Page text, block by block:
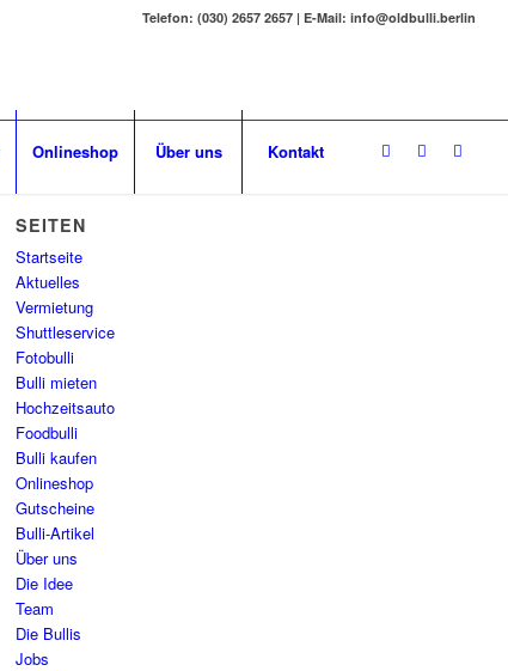
Telefon: (030) 2657 2657 | E-Mail: info@oldbulli.berlin
Onlineshop Über uns Kontakt
SEITEN
Startseite
Aktuelles
Vermietung
Shuttleservice
Fotobulli
Bulli mieten
Hochzeitsauto
Foodbulli
Bulli kaufen
Onlineshop
Gutscheine
Bulli-Artikel
Über uns
Die Idee
Team
Die Bullis
Jobs